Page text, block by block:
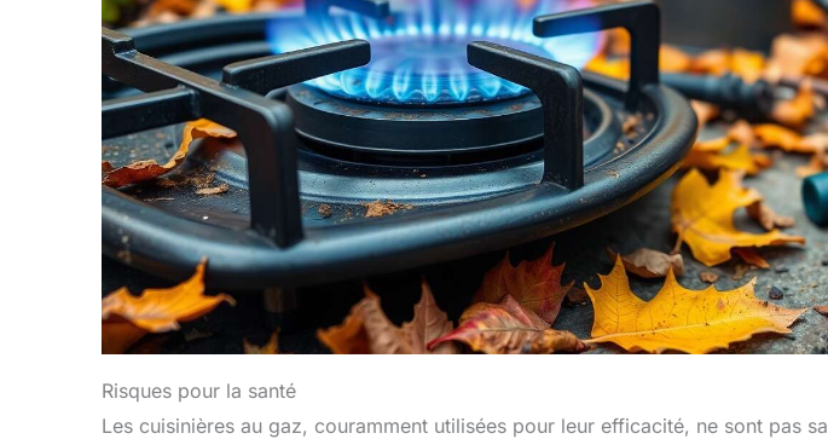
Risques pour la santé
Les cuisinières au gaz, couramment utilisées pour leur efficacité, ne sont pas